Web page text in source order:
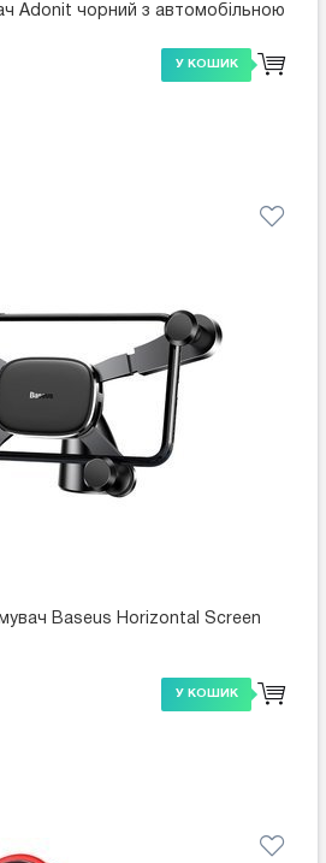
Adonit чорний з автомобільною
У КОШИК
Baseus Horizontal Screen
У КОШИК